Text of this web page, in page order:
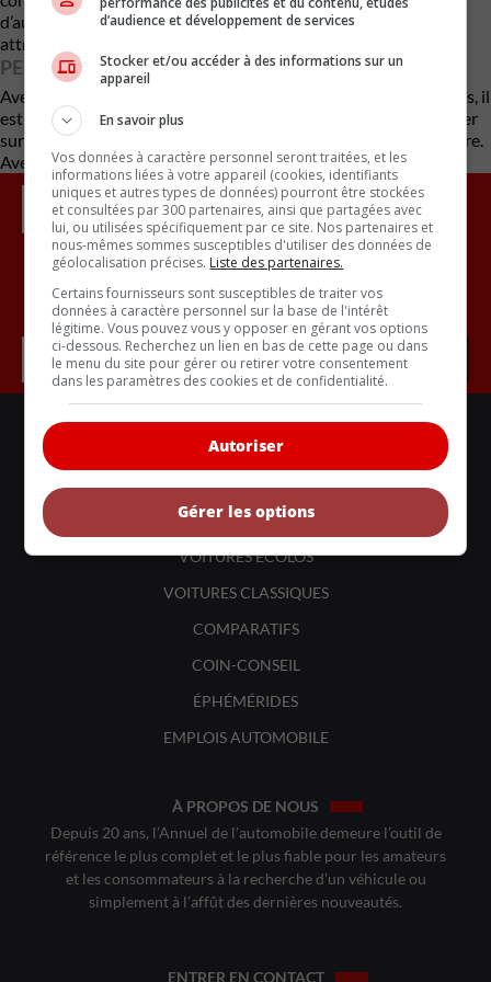
d’augmenter, la pérennité du Ram 1500 Classic à des tarifs
attractifs est un espoir pour les consommateurs.
PERSPECTIVE FUTURE
Avec ses prix concurrentiels et la montée des coûts des camions, il
est envisageable que le Ram 1500 Classic continue de prospérer
sur le marché automobile pour un laps de temps supplémentaire.
Avec des renseignements de Jalopnik
Inscrivez vous à l'infolettre.
LIENS UTILES
ACTUALITÉS
BANCS D'ESSAIS
VOITURES NEUVES
VOITURES ÉCOLOS
VOITURES CLASSIQUES
COMPARATIFS
COIN-CONSEIL
ÉPHÉMÉRIDES
EMPLOIS AUTOMOBILE
À PROPOS DE NOUS
Depuis 20 ans, l’Annuel de l’automobile demeure l’outil de
référence le plus complet et le plus fiable pour les amateurs
et les consommateurs à la recherche d’un véhicule ou
simplement à l’affût des dernières nouveautés.
ENTRER EN CONTACT
d’audience et développement de services
Stocker et/ou accéder à des informations sur un
appareil
En savoir plus
Vos données à caractère personnel seront traitées, et les
informations liées à votre appareil (cookies, identifiants
uniques et autres types de données) pourront être stockées
et consultées par 300 partenaires, ainsi que partagées avec
lui, ou utilisées spécifiquement par ce site. Nos partenaires et
nous-mêmes sommes susceptibles d'utiliser des données de
géolocalisation précises. Liste des partenaires.
Certains fournisseurs sont susceptibles de traiter vos
données à caractère personnel sur la base de l'intérêt
légitime. Vous pouvez vous y opposer en gérant vos options
ci-dessous. Recherchez un lien en bas de cette page ou dans
le menu du site pour gérer ou retirer votre consentement
dans les paramètres des cookies et de confidentialité.
Autoriser
Gérer les options